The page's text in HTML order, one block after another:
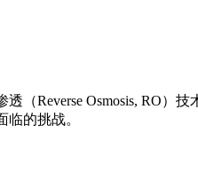
（Reverse Osmosis, RO
的挑战。